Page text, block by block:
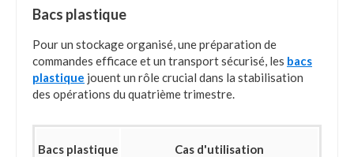
Bacs plastique
Pour un stockage organisé, une préparation de
commandes efficace et un transport sécurisé, les bacs
plastique jouent un rôle crucial dans la stabilisation
des opérations du quatrième trimestre.
Bacs plastique Cas d'utilisation